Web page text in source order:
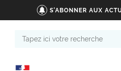
S'ABONNER AUX